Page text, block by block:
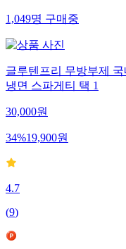
1,049명 구매중
글루텐프리 무방부제
냉면 스파게티 택 1
30,000원
34%19,900원
4.7
(9)